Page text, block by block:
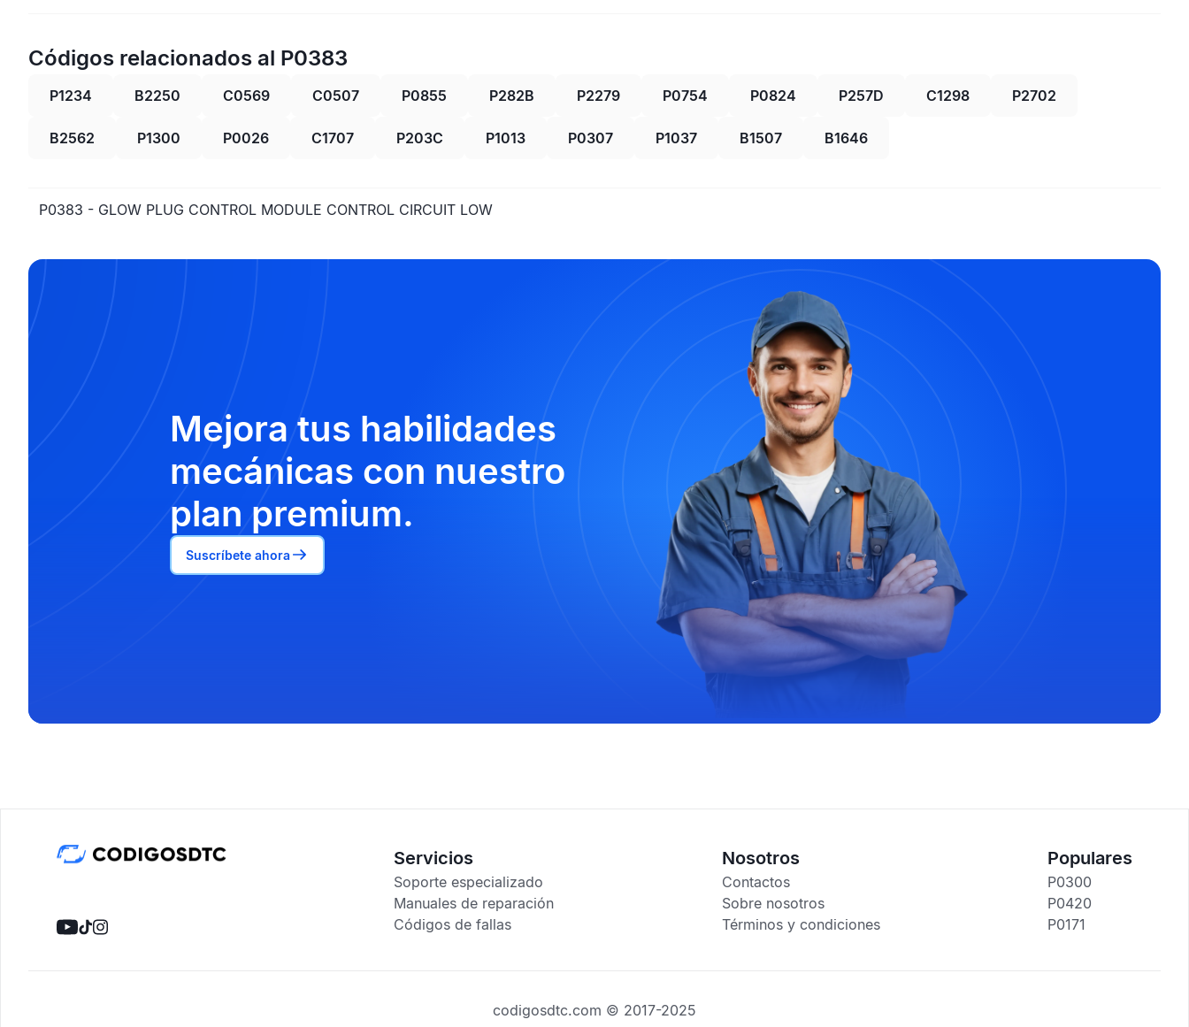
Códigos relacionados al P0383
P1234 B2250 C0569 C0507 P0855 P282B P2279 P0754 P0824 P257D C1298 P2702
B2562 P1300 P0026 C1707 P203C P1013 P0307 P1037 B1507 B1646
P0383 - GLOW PLUG CONTROL MODULE CONTROL CIRCUIT LOW
Mejora tus habilidades
mecánicas con nuestro
plan premium.
Suscríbete ahora
Servicios
Soporte especializado
Manuales de reparación
Códigos de fallas
Nosotros
Contactos
Sobre nosotros
Términos y condiciones
Populares
P0300
P0420
P0171
codigosdtc.com © 2017-2025